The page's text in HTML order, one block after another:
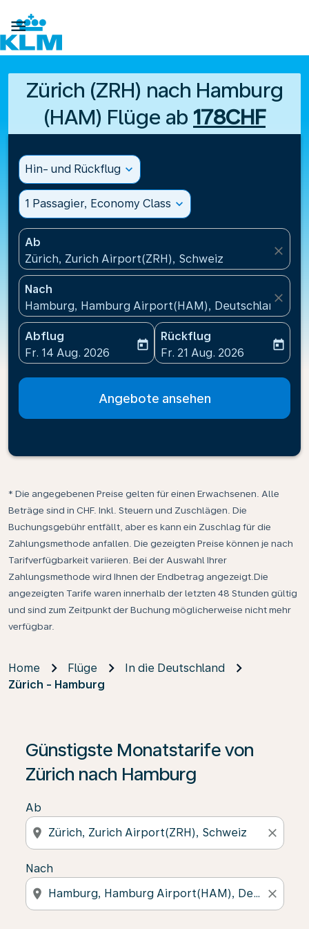

Zürich (ZRH) nach Hamburg
(HAM) Flüge ab 178CHF
Hin- und Rückflug expand_more
1 Passagier, Economy Class expand_more
Ab
Zürich, Zurich Airport(ZRH), Schweiz
close
Nach
Hamburg, Hamburg Airport(HAM), Deutschland
close
Abflug
fc-booking-departure-date-aria-label
Fr. 14 Aug. 2026
today
Rückflug
fc-booking-return-date-
Fr. 21 Aug. 2026
today
Angebote ansehen
* Die angegebenen Preise gelten für einen Erwachsenen. Alle
Beträge sind in CHF. Inkl. Steuern und Zuschlägen. Die
Buchungsgebühr entfällt, aber es kann ein Zuschlag für die
Zahlungsmethode anfallen. Die gezeigten Preise können je nach
Tarifverfügbarkeit variieren. Bei der Auswahl Ihrer
Zahlungsmethode wird Ihnen der Endbetrag angezeigt.Die
angezeigten Tarife waren innerhalb der letzten 48 Stunden gültig
und sind zum Zeitpunkt der Buchung möglicherweise nicht mehr
verfügbar.
Home Flüge
In die Deutschland
Zürich - Hamburg
Günstigste Monatstarife von
Zürich nach Hamburg
Ab
location_on close
Nach
location_on close